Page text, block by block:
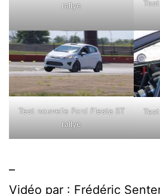
rallye
Test nouvelle Ford Fiesta ST
rallye
–
Vidéo par : Frédéric